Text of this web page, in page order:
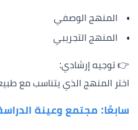
المنهج الوصفي
المنهج التجريبي
👉 توجيه إرشادي:
اختر المنهج الذي يتناسب مع
سابعًا: مجتمع وعينة